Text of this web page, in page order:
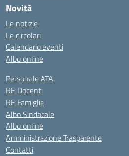
Novità
Le notizie
Le circolari
Calendario eventi
Albo online
Personale ATA
RE Docenti
RE Famiglie
Albo Sindacale
Albo online
Amministrazione Trasparente
Contatti